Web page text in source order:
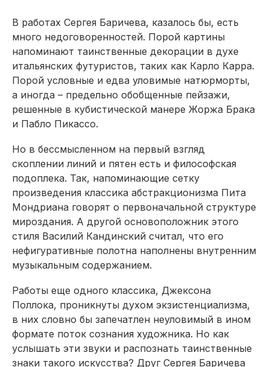
В работах Сергея Баричева, казалось бы, есть
много недоговоренностей. Порой картины
напоминают таинственные декорации в духе
итальянских футуристов, таких как Карло Карра.
Порой условные и едва уловимые натюрморты,
а иногда – предельно обобщенные пейзажи,
решенные в кубистической манере Жоржа Брака
и Пабло Пикассо.
Но в бессмысленном на первый взгляд
скоплении линий и пятен есть и философская
подоплека. Так, напоминающие сетку
произведения классика абстракционизма Пита
Мондриана говорят о первоначальной структуре
мироздания. А другой основоположник этого
стиля Василий Кандинский считал, что его
нефигуративные полотна наполнены внутренним
музыкальным содержанием.
Работы еще одного классика, Джексона
Поллока, проникнуты духом экзистенциализма,
в них словно бы запечатлен неуловимый в ином
формате поток сознания художника. Но как
услышать эти звуки и распознать таинственные
знаки такого искусства? Друг Сергея Баричева